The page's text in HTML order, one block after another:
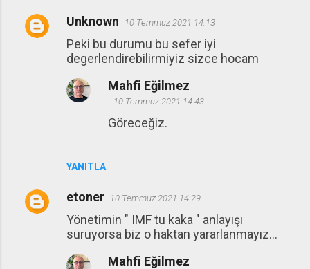
Unknown 10 Temmuz 2021 14:13
Peki bu durumu bu sefer iyi
degerlendirebilirmiyiz sizce hocam
YANITLA
Mahfi Eğilmez
10 Temmuz 2021 14:43
Göreceğiz.
etoner 10 Temmuz 2021 14:29
Yönetimin " IMF tu kaka " anlayışı
sürüyorsa biz o haktan yararlanmayız...
Mahfi Eğilmez